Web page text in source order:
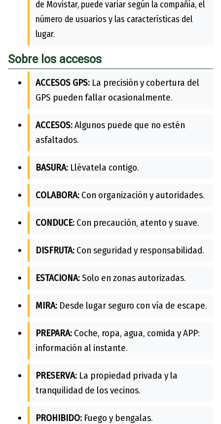
de Movistar, puede variar según la compañía, el
número de usuarios y las características del
lugar.
Sobre los accesos
ACCESOS GPS: La precisión y cobertura del
GPS pueden fallar ocasionalmente.
ACCESOS:Algunos puede que no estén
asfaltados.
BASURA: Llévatela contigo.
COLABORA: Con organización y autoridades.
CONDUCE: Con precaución, atento y suave.
DISFRUTA: Con seguridad y responsabilidad.
ESTACIONA:Solo en zonas autorizadas.
MIRA: Desde lugar seguro con vía de escape.
PREPARA: Coche, ropa, agua, comida y APP:
información al instante.
PRESERVA: La propiedad privada y la
tranquilidad de los vecinos.
PROHIBIDO: Fuego y bengalas.